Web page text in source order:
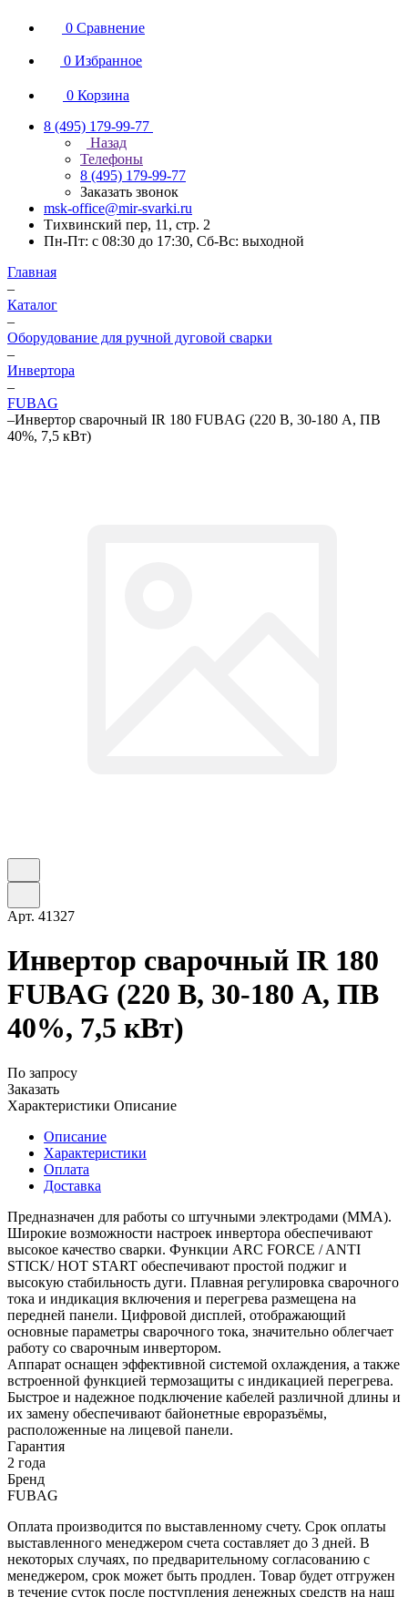
0 Сравнение
0 Избранное
0 Корзина
8 (495) 179-99-77
Назад
Телефоны
8 (495) 179-99-77
Заказать звонок
msk-office@mir-svarki.ru
Тихвинский пер, 11, стр. 2
Пн-Пт: с 08:30 до 17:30, Сб-Вс: выходной
Главная
–
Каталог
–
Оборудование для ручной дуговой сварки
–
Инвертора
–
FUBAG
–Инвертор сварочный IR 180 FUBAG (220 В, 30-180 А, ПВ
40%, 7,5 кВт)
Арт. 41327
Инвертор сварочный IR 180
FUBAG (220 В, 30-180 А, ПВ
40%, 7,5 кВт)
По запросу
Заказать
Характеристики Описание
Описание
Характеристики
Оплата
Доставка
Предназначен для работы со штучными электродами (MMA).
Широкие возможности настроек инвертора обеспечивают
высокое качество сварки. Функции ARC FORCE / ANTI
STICK/ HOT START обеспечивают простой поджиг и
высокую стабильность дуги. Плавная регулировка сварочного
тока и индикация включения и перегрева размещена на
передней панели. Цифровой дисплей, отображающий
основные параметры сварочного тока, значительно облегчает
работу со сварочным инвертором.
Аппарат оснащен эффективной системой охлаждения, а также
встроенной функцией термозащиты с индикацией перегрева.
Быстрое и надежное подключение кабелей различной длины и
их замену обеспечивают байонетные евроразъёмы,
расположенные на лицевой панели.
Гарантия
2 года
Бренд
FUBAG
Оплата производится по выставленному счету. Срок оплаты
выставленного менеджером счета составляет до 3 дней. В
некоторых случаях, по предварительному согласованию с
менеджером, срок может быть продлен. Товар будет отгружен
в течение суток после поступления денежных средств на наш